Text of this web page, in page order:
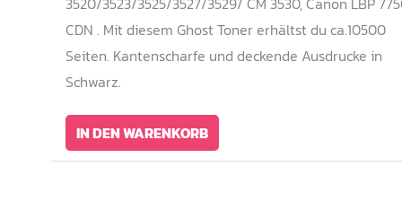
CDN . Mit diesem Ghost Toner erhältst du ca.10500
Seiten. Kantenscharfe und deckende Ausdrucke in
Schwarz.
IN DEN WARENKORB